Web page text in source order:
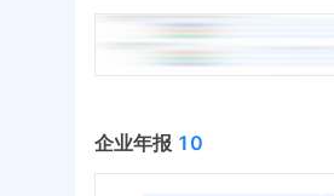
企业年报 10